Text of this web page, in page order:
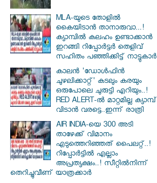
MLA-യുടെ തോളിൽ
കൈയിടാൻ താനാരുവാ...!
ക്യാമ്പിൽ കലഹം ഉണ്ടാക്കാൻ
ഇറങ്ങി റിപ്പോർട്ടർ തെളിവ്
സഹിതം പഞ്ഞിക്കിട്ട് നാട്ടുകാർ
കാലൻ 'ഡോൾഫിൻ
ചുഴലിക്കാറ്റ്' കടലും കരയും
ഒരുപോലെ ചുരുട്ടി എറിയും..!
RED ALERT-ൽ മാറ്റമില്ല ക്യാമ്പ്
വിടാൻ വരട്ടെ..ഇന്ന് രാത്രി
AIR INDIA-യെ 300 അടി
താഴേക്ക് വിമാനം
എടുത്തെറിഞ്ഞത് പൈലറ്റ്..!
റിപ്പോർട്ടിൽ എല്ലാം
അപ്രത്യക്ഷം..! സീറ്റിൽനിന്ന്
തെറിച്ചുവീണ് യാത്രക്കാർ